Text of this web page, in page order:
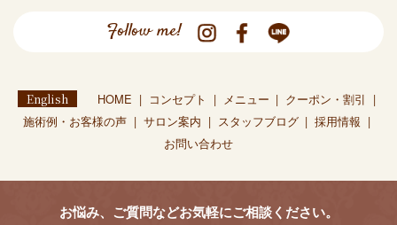
Follow me!
English HOME コンセプト メニュー
クーポン・割引
施術例・お客様の声
サロン案内 スタッフブログ
採用情報
お問い合わせ
お悩み、ご質問などお気軽にご相談ください。